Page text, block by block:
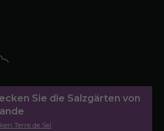
Sie die Salzgärten von
Terre de Sel